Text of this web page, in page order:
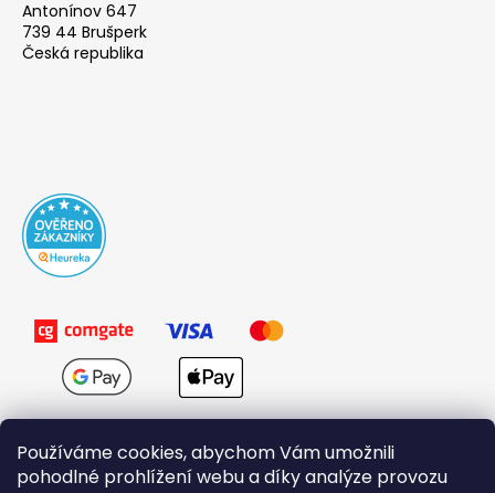
Používáme cookies, abychom Vám umožnili
pohodlné prohlížení webu a díky analýze provozu
Antonínov 647
739 44 Brušperk
Česká republika